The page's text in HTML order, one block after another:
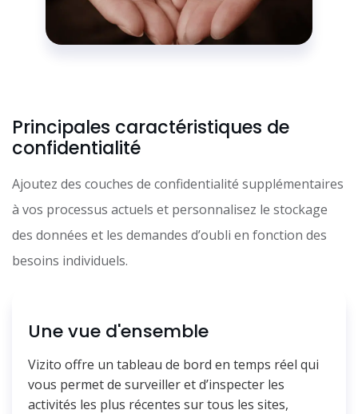
Principales caractéristiques de
confidentialité
Ajoutez des couches de confidentialité supplémentaires
à vos processus actuels et personnalisez le stockage
des données et les demandes d’oubli en fonction des
besoins individuels.
Une vue d'ensemble
Vizito offre un tableau de bord en temps réel qui
vous permet de surveiller et d’inspecter les
activités les plus récentes sur tous les sites,